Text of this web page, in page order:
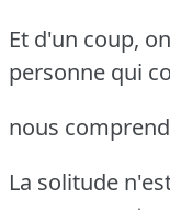
Et d'un coup,
personne qui
nous
La solitude